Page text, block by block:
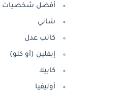
أفضل شخصيات
شاني
كاتب عدل
إيفلين (أو كلو)
كابيلا
أوليفيا